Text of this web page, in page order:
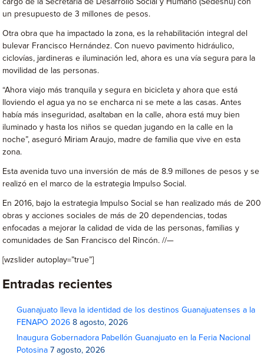
cargo de la Secretaría de Desarrollo Social y Humano (Sedeshu) con
un presupuesto de 3 millones de pesos.
Otra obra que ha impactado la zona, es la rehabilitación integral del
bulevar Francisco Hernández. Con nuevo pavimento hidráulico,
ciclovías, jardineras e iluminación led, ahora es una vía segura para la
movilidad de las personas.
“Ahora viajo más tranquila y segura en bicicleta y ahora que está
lloviendo el agua ya no se encharca ni se mete a las casas. Antes
había más inseguridad, asaltaban en la calle, ahora está muy bien
iluminado y hasta los niños se quedan jugando en la calle en la
noche”, aseguró Miriam Araujo, madre de familia que vive en esta
zona.
Esta avenida tuvo una inversión de más de 8.9 millones de pesos y se
realizó en el marco de la estrategia Impulso Social.
En 2016, bajo la estrategia Impulso Social se han realizado más de 200
obras y acciones sociales de más de 20 dependencias, todas
enfocadas a mejorar la calidad de vida de las personas, familias y
comunidades de San Francisco del Rincón. //—
[wzslider autoplay=”true”]
Entradas recientes
Guanajuato lleva la identidad de los destinos Guanajuatenses a la
FENAPO 2026 8 agosto, 2026
Inaugura Gobernadora Pabellón Guanajuato en la Feria Nacional
Potosina 7 agosto, 2026